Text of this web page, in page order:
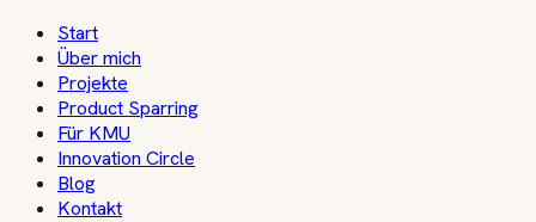
Start
Über mich
Projekte
Product Sparring
Für KMU
Innovation Circle
Blog
Kontakt